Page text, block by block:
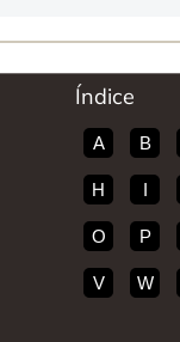
Índice
A B
H I
O P
V W